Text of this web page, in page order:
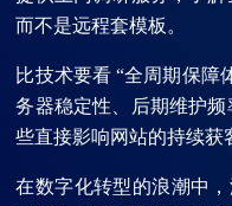
而不是远程套模板。
比技术要看 “全周期保障
务器稳定性、后期维护
些直接影响网站的持续获
在数字化转型的浪潮中